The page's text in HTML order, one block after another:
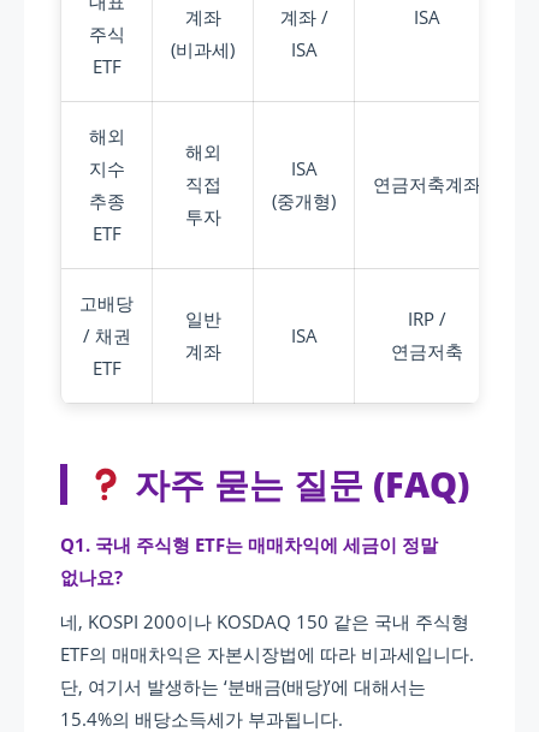
주식
ETF
계좌
(비과세)
계좌 /
ISA
ISA
해외
지수
추종
ETF
해외
직접
투자
ISA
(중개형)
연금저축계좌
고배당
/ 채권
ETF
일반
계좌
ISA
IRP /
연금저축
자주 묻는 질문 (FAQ)
Q1. 국내 주식형 ETF는 매매차익에 세금이 정말
없나요?
네, KOSPI 200이나 KOSDAQ 150 같은 국내 주식형
ETF의 매매차익은 자본시장법에 따라 비과세입니다.
단, 여기서 발생하는 ‘분배금(배당)’에 대해서는
15.4%의 배당소득세가 부과됩니다.